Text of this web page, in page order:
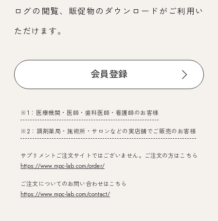
ログの閲覧、販促物のダウンロードがご利用い
ただけます。
会員登録
※1：医療機関・医師・歯科医師・看護師のお客様
※2：調剤薬局・施術所・サロンなどの実店舗でご販売のお客様
サプリメントご注文サイトではございません。ご注文の方はこちら
https://www.mpc-lab.com/order/
ご注文についてのお問い合わせはこちら
https://www.mpc-lab.com/contact/